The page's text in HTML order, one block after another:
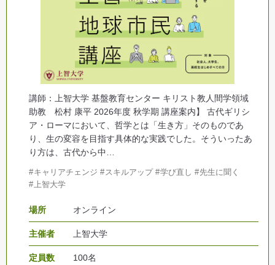
講師：上智大学 基盤教育センター キリスト教人間学領域
助教 松村 康平 2026年度 秋学期 講座案内】 古代ギリシ
ア・ローマにおいて、哲学とは「生き方」そのものであ
り、生の変容を目指す具体的な実践でした。そういったあ
り方は、古代から中…
キャリアチェンジ スキルアップ 学び直し
先生に聞く
上智大学
場所 オンライン
主催者 上智大学
定員数 100名